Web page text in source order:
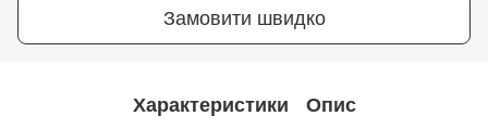
Замовити швидко
Характеристики Опис